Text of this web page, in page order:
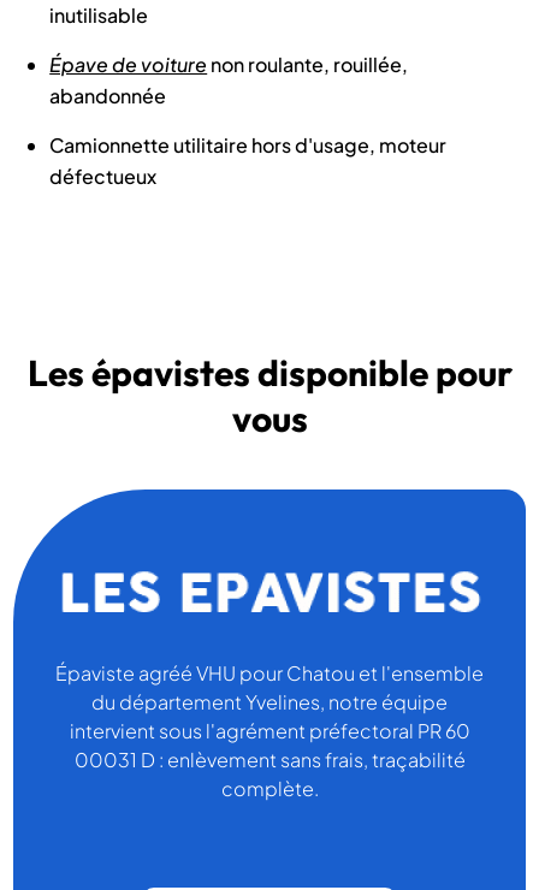
inutilisable
Épave de voiture non roulante, rouillée,
abandonnée
Camionnette utilitaire hors d'usage, moteur
défectueux
Les épavistes disponible pour
vous
Épaviste agréé VHU pour Chatou et l'ensemble
du département Yvelines, notre équipe
intervient sous l'agrément préfectoral PR 60
00031 D : enlèvement sans frais, traçabilité
complète.